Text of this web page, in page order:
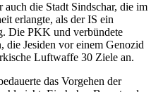
die Stadt Sindschar, die im
erlangte, als der IS ein
Die PKK und verbündete
die Jesiden vor einem Genozid
Luftwaffe 30 Ziele an.
das Vorgehen der